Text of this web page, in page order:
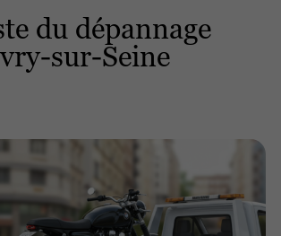
du dépannage
sur-Seine